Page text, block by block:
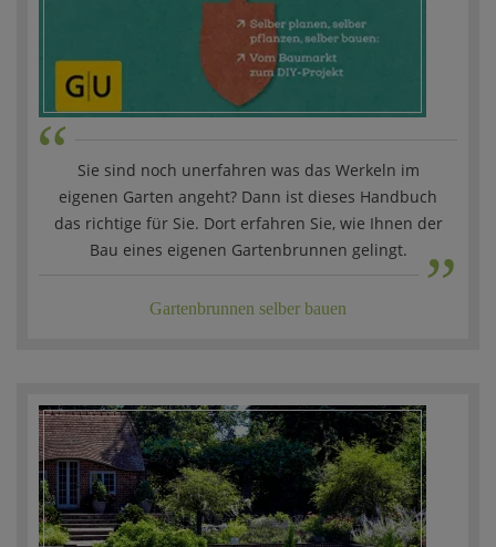
“
Sie sind noch unerfahren was das Werkeln im
eigenen Garten angeht? Dann ist dieses Handbuch
das richtige für Sie. Dort erfahren Sie, wie Ihnen der
Bau eines eigenen Gartenbrunnen gelingt.
„
Gartenbrunnen selber bauen